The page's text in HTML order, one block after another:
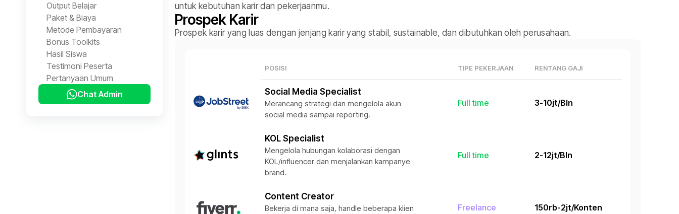
Output Belajar
Paket & Biaya
Metode Pembayaran
Bonus Toolkits
Hasil Siswa
Testimoni Peserta
Pertanyaan Umum
Chat Admin
untuk kebutuhan karir dan pekerjaanmu.
Prospek Karir
Prospek karir yang luas dengan jenjang karir yang stabil, sustainable, dan dibutuhkan oleh perusahaan.
POSISI TIPE PEKERJAAN RENTANG GAJI
Social Media Specialist
Merancang strategi dan mengelola akun
social media sampai reporting.
Full time 3-10jt/Bln
KOL Specialist
Mengelola hubungan kolaborasi dengan
KOL/influencer dan menjalankan kampanye
brand.
Full time 2-12jt/Bln
Content Creator
Bekerja di mana saja, handle beberapa klien
Freelance 150rb-2jt/Konten